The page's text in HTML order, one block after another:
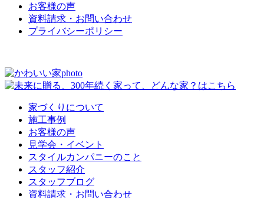
お客様の声
資料請求・お問い合わせ
プライバシーポリシー
家づくりについて
施工事例
お客様の声
見学会・イベント
スタイルカンパニーのこと
スタッフ紹介
スタッフブログ
資料請求・お問い合わせ